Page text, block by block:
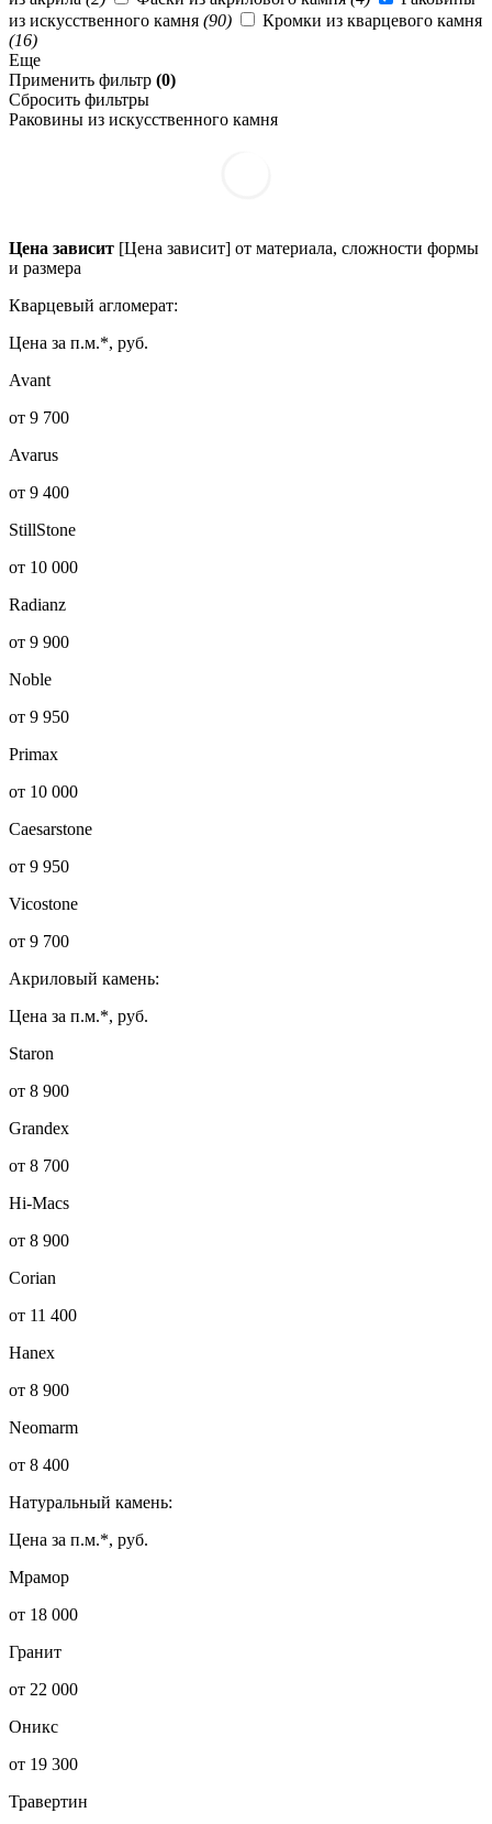
из искусственного камня (90)
Кромки из кварцевого камня
(16)
Еще
Применить фильтр (0)
Сбросить фильтры
Раковины из искусственного камня
Цена зависит [Цена зависит] от материала, сложности формы
и размера
Кварцевый агломерат:
Цена за п.м.*, руб.
Avant
от 9 700
Avarus
от 9 400
StillStone
от 10 000
Radianz
от 9 900
Noble
от 9 950
Primax
от 10 000
Caesarstone
от 9 950
Vicostone
от 9 700
Акриловый камень:
Цена за п.м.*, руб.
Staron
от 8 900
Grandex
от 8 700
Hi-Macs
от 8 900
Corian
от 11 400
Hanex
от 8 900
Neomarm
от 8 400
Натуральный камень:
Цена за п.м.*, руб.
Мрамор
от 18 000
Гранит
от 22 000
Оникс
от 19 300
Травертин